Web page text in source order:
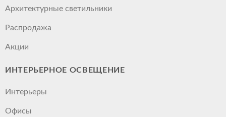
Архитектурные светильники
Распродажа
Акции
ИНТЕРЬЕРНОЕ ОСВЕЩЕНИЕ
Интерьеры
Офисы